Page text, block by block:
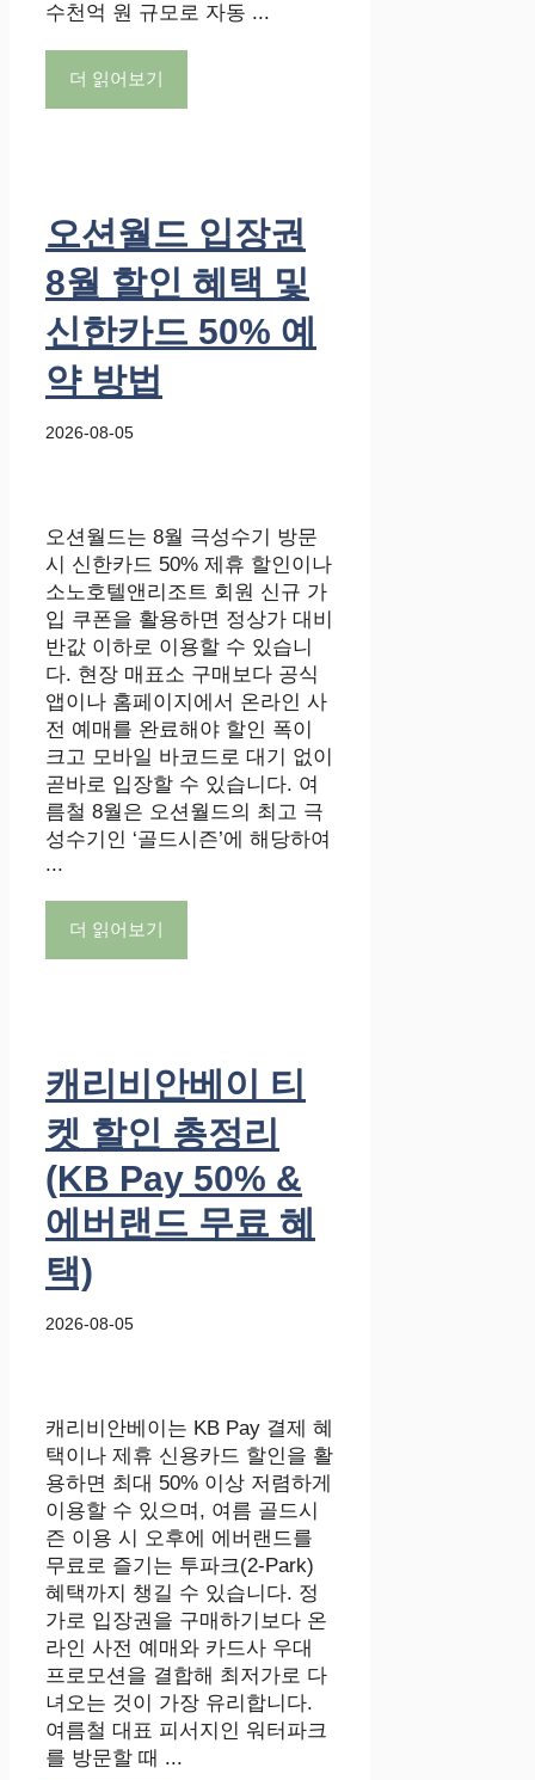
수천억 원 규모로 자동 ...
더 읽어보기
오션월드 입장권
8월 할인 혜택 및
신한카드 50% 예
약 방법
2026-08-05
오션월드는 8월 극성수기 방문
시 신한카드 50% 제휴 할인이나
소노호텔앤리조트 회원 신규 가
입 쿠폰을 활용하면 정상가 대비
반값 이하로 이용할 수 있습니
다. 현장 매표소 구매보다 공식
앱이나 홈페이지에서 온라인 사
전 예매를 완료해야 할인 폭이
크고 모바일 바코드로 대기 없이
곧바로 입장할 수 있습니다. 여
름철 8월은 오션월드의 최고 극
성수기인 ‘골드시즌’에 해당하여
...
더 읽어보기
캐리비안베이 티
켓 할인 총정리
(KB Pay 50% &
에버랜드 무료 혜
택)
2026-08-05
캐리비안베이는 KB Pay 결제 혜
택이나 제휴 신용카드 할인을 활
용하면 최대 50% 이상 저렴하게
이용할 수 있으며, 여름 골드시
즌 이용 시 오후에 에버랜드를
무료로 즐기는 투파크(2-Park)
혜택까지 챙길 수 있습니다. 정
가로 입장권을 구매하기보다 온
라인 사전 예매와 카드사 우대
프로모션을 결합해 최저가로 다
녀오는 것이 가장 유리합니다.
여름철 대표 피서지인 워터파크
를 방문할 때 ...